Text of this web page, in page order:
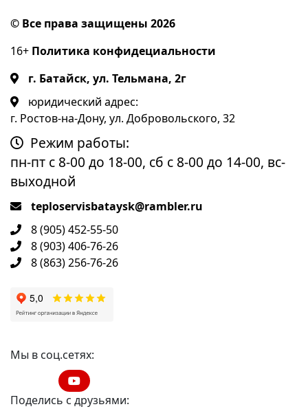
© Все права защищены 2026
16+ Политика конфидециальности
г. Батайск, ул. Тельмана, 2г
юридический адрес:
г. Ростов-на-Дону, ул. Добровольского, 32
Режим работы:
пн-пт с 8-00 до 18-00, сб с 8-00 до 14-00, вс-
выходной
teploservisbataysk@rambler.ru
8 (905) 452-55-50
8 (903) 406-76-26
8 (863) 256-76-26
Мы в соц.сетях:
Поделись с друзьями: